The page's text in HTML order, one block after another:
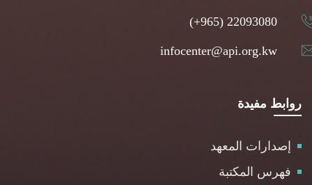
(+965) 22093080
infocenter@api.org.kw
روابط مفيدة
إصدارات المعهد
فهرس المكتبة